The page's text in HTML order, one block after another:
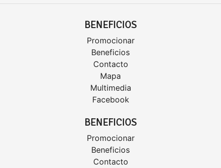
BENEFICIOS
Promocionar
Beneficios
Contacto
Mapa
Multimedia
Facebook
BENEFICIOS
Promocionar
Beneficios
Contacto